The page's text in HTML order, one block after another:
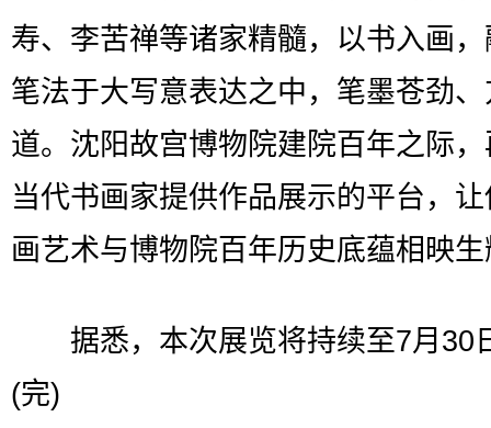
寿、李苦禅等诸家精髓，以书入画
笔法于大写意表达之中，笔墨苍劲
道。沈阳故宫博物院建院百年之际
当代书画家提供作品展示的平台，
画艺术与博物院百年历史底蕴相映
据悉，本次展览将持续至7月30
(完)